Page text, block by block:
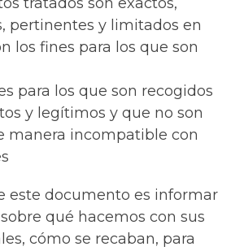
pertinentes y limitados en
los fines para los que son
para los que son recogidos
y legítimos y que no son
manera incompatible con
este documento es informar
qué hacemos con sus
cómo se recaban, para